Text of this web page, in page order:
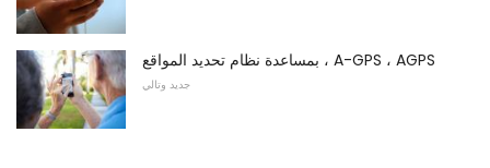
بمساعدة نظام تحديد المواقع ، A-GPS ، AGPS
جديد وتالي